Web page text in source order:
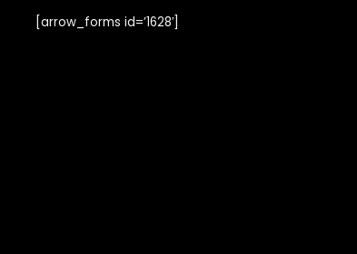
[arrow_forms id=’1628′]